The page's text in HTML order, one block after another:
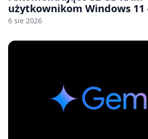
użytkownikom Windows 11
nam przy tym komputery z 8
6 sie 2026